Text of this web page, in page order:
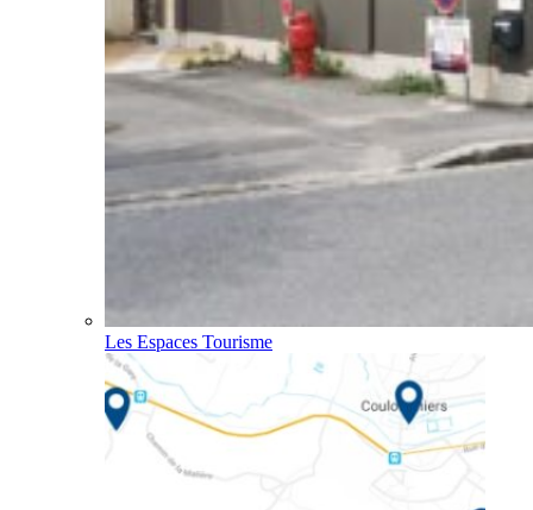
Les Espaces Tourisme